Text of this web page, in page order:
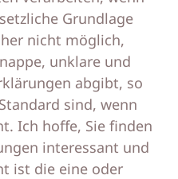
Grundlage
nicht möglich,
unklare und
abgibt, so
sind, wenn
Ich hoffe, Sie finden
interessant und
ist die eine oder